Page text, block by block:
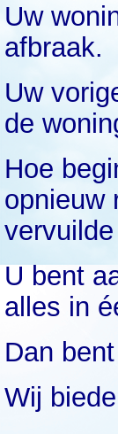
Uw
afbraak.
Uw
de
Hoe
opnieuw
U bent
alles in
Dan
Wij